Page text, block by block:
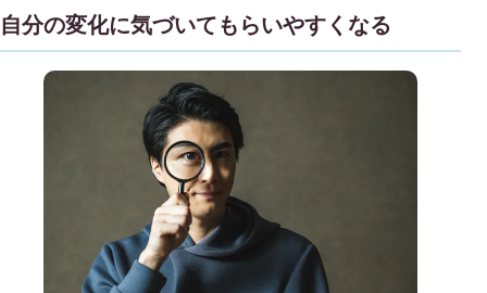
自分の変化に気づいてもらいやすくなる